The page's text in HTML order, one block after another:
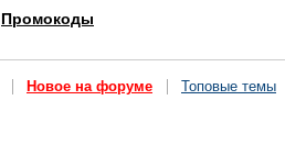
Промокоды
Новое на форуме Топовые темы